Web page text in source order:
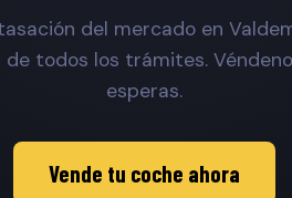
del mercado en
de todos los trámites.
esperas.
Vende tu coche ahora